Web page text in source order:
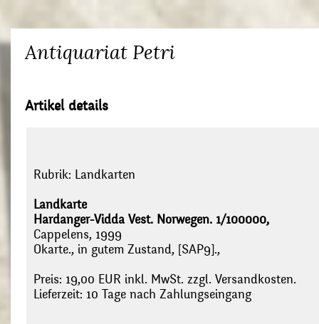
Antiquariat Petri
Artikel details
Rubrik: Landkarten
Landkarte
Hardanger-Vidda Vest. Norwegen. 1/100000,
Cappelens, 1999
Okarte., in gutem Zustand, [SAP9].,
Preis: 19,00 EUR inkl. MwSt. zzgl. Versandkosten.
Lieferzeit: 10 Tage nach Zahlungseingang